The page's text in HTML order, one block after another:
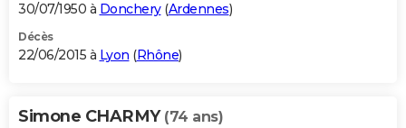
30/07/1950 à Donchery(Ardennes)
Décès
22/06/2015 à Lyon (Rhône)
Simone CHARMY (74 ans)